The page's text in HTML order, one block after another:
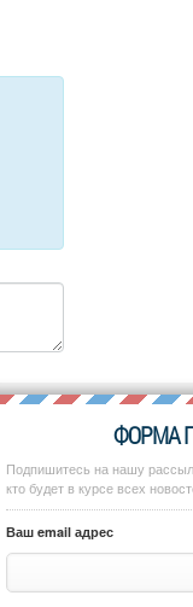
ФОРМА
Подпишитесь на нашу
кто будет в курсе всех
Ваш email адрес